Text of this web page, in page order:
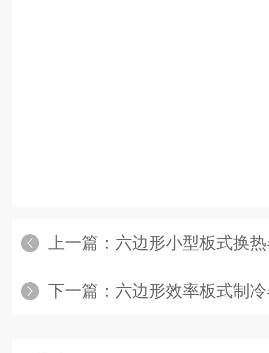
上一篇： 六边形小型板式换
下一篇： 六边形效率板式制